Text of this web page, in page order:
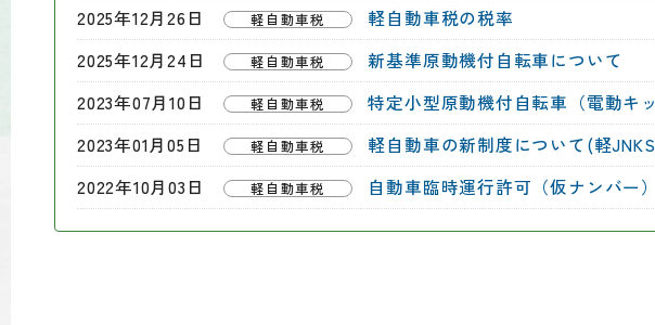
2025年12月26日
軽自動車税
軽自動車税の税率
2025年12月24日
軽自動車税
新基準原動機付自転車について
2023年07月10日
軽自動車税
特定小型原動機付自転車（電動キ
2023年01月05日
軽自動車税
軽自動車の新制度について(軽
2022年10月03日
軽自動車税 自動車臨時運行許可（仮ナンバー